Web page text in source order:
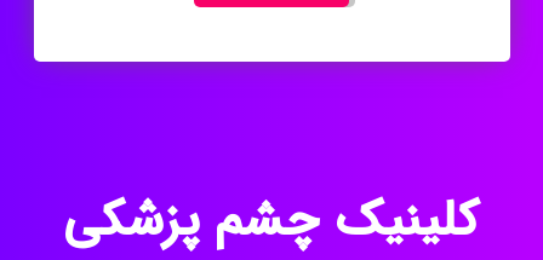
کلینیک چشم پزشکی